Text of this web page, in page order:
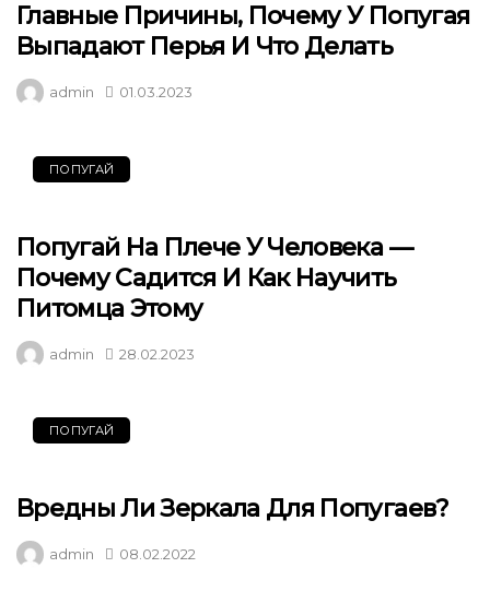
Главные Причины, Почему У Попугая
Выпадают Перья И Что Делать
admin 01.03.2023
ПОПУГАЙ
Попугай На Плече У Человека —
Почему Садится И Как Научить
Питомца Этому
admin 28.02.2023
ПОПУГАЙ
Вредны Ли Зеркала Для Попугаев?
admin 08.02.2022